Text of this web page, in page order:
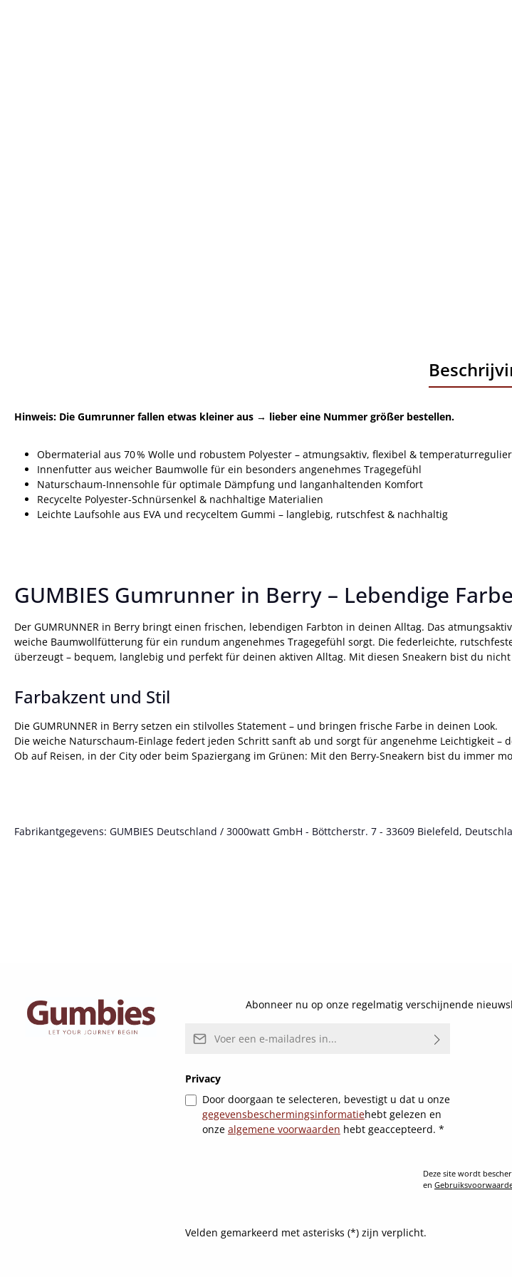
Hinweis: Die Gumrunner fallen etwas kleiner aus → lieber eine Nummer größer bestellen.
Obermaterial aus 70 % Wolle und robustem Polyester – atmungsaktiv, flexibel &
Innenfutter aus weicher Baumwolle für ein besonders angenehmes Tragegefühl
Naturschaum-Innensohle für optimale Dämpfung und langanhaltenden Komfort
Recycelte Polyester-Schnürsenkel & nachhaltige Materialien
Leichte Laufsohle aus EVA und recyceltem Gummi – langlebig, rutschfest & nachhaltig
GUMBIES Gumrunner in Berry – Lebendige
Der GUMRUNNER in Berry bringt einen frischen, lebendigen Farbton in deinen Alltag. Das
weiche Baumwollfütterung für ein rundum angenehmes Tragegefühl sorgt. Die federleichte,
überzeugt – bequem, langlebig und perfekt für deinen aktiven Alltag. Mit diesen Sneakern bist du
Farbakzent und Stil
Die GUMRUNNER in Berry setzen ein stilvolles Statement – und bringen frische Farbe in deinen Look.
Die weiche Naturschaum-Einlage federt jeden Schritt sanft ab und sorgt für angenehme Leichtigkeit –
Ob auf Reisen, in der City oder beim Spaziergang im Grünen: Mit den Berry-Sneakern bist du immer
Fabrikantgegevens: GUMBIES Deutschland / 3000watt GmbH - Böttcherstr. 7 - 33609 Bielefeld,
Abonneer nu op onze regelmatig verschijnende
E-mailadres*
Privacy
Door doorgaan te selecteren, bevestigt u dat u onze
gegevensbeschermingsinformatiehebt gelezen en
onze algemene voorwaarden hebt geaccepteerd. *
Deze site wordt
en
Velden gemarkeerd met asterisks (*) zijn verplicht.